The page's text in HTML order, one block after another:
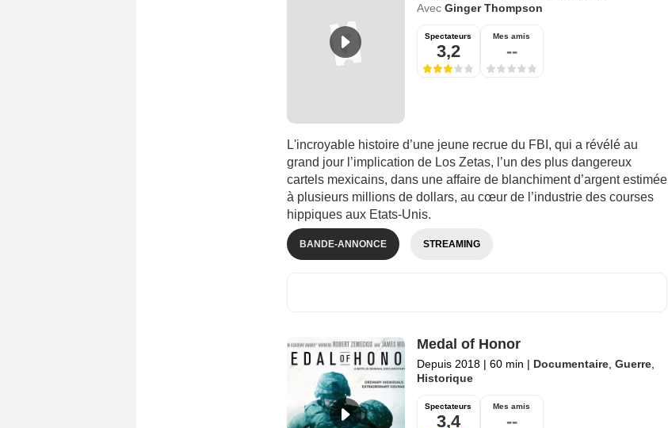
Avec Ginger Thompson
Spectateurs
3,2
Mes amis
--
L'incroyable histoire d’une jeune recrue du FBI, qui a révélé au
grand jour l’implication de Los Zetas, l’un des plus dangereux
cartels mexicains, dans une affaire de blanchiment d’argent estimée
à plusieurs millions de dollars, au cœur de l’industrie des courses
hippiques aux Etats-Unis.
BANDE-ANNONCE STREAMING
Medal of Honor
Depuis 2018 | 60 min | Documentaire, Guerre,
Historique
Spectateurs
3,4
Mes amis
--